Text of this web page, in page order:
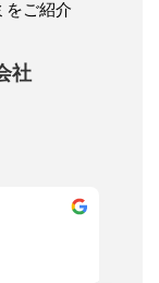
をご紹介
社